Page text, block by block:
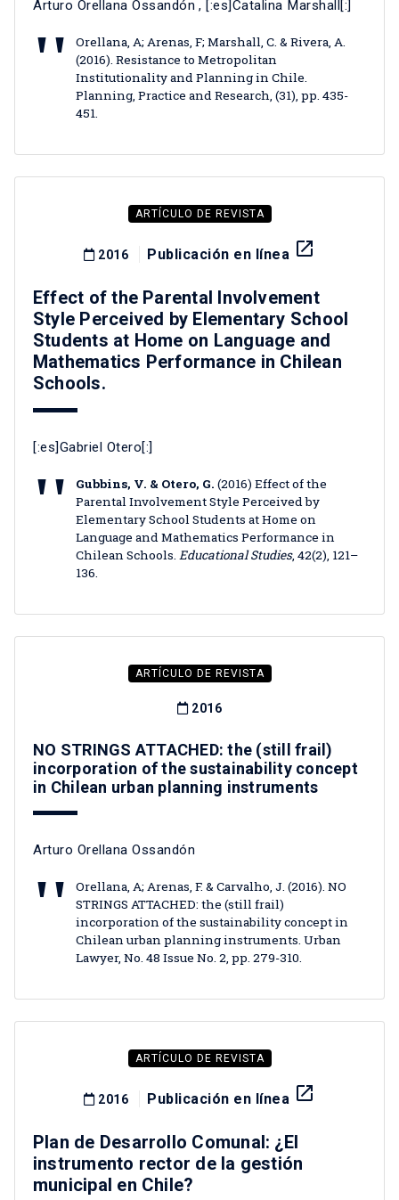
Arturo Orellana Ossandón , [:es]Catalina Marshall[:]
Orellana, A; Arenas, F; Marshall, C. & Rivera, A.
(2016). Resistance to Metropolitan
Institutionality and Planning in Chile.
Planning, Practice and Research, (31), pp. 435-
451.
ARTÍCULO DE REVISTA
2016 Publicación en línea launch
Effect of the Parental Involvement
Style Perceived by Elementary School
Students at Home on Language and
Mathematics Performance in Chilean
Schools.
[:es]Gabriel Otero[:]
Gubbins, V. & Otero, G. (2016) Effect of the
Parental Involvement Style Perceived by
Elementary School Students at Home on
Language and Mathematics Performance in
Chilean Schools. Educational Studies, 42(2), 121–
136.
ARTÍCULO DE REVISTA
2016
NO STRINGS ATTACHED: the (still frail)
incorporation of the sustainability concept
in Chilean urban planning instruments
Arturo Orellana Ossandón
Orellana, A; Arenas, F. & Carvalho, J. (2016). NO
STRINGS ATTACHED: the (still frail)
incorporation of the sustainability concept in
Chilean urban planning instruments. Urban
Lawyer, No. 48 Issue No. 2, pp. 279-310.
ARTÍCULO DE REVISTA
2016 Publicación en línea launch
Plan de Desarrollo Comunal: ¿El
instrumento rector de la gestión
municipal en Chile?